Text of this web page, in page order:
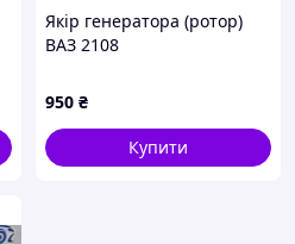
Якір генератора (ротор)
ВАЗ 2108
950 ₴
Купити